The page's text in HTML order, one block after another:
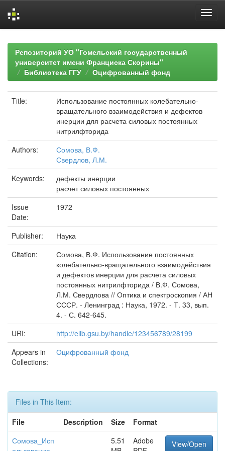
navigationРепозиторий УО "Гомельский государственный
университет имени Франциска Скорины"
Библиотека ГГУ
Оцифрованный фонд
Title:
Использование постоянных колебательно-
вращательного взаимодействия и дефектов
инерции для расчета силовых постоянных
нитрилфторида
Authors:
Сомова, В.Ф.
Свердлов, Л.М.
Keywords:
дефекты инерции
расчет силовых постоянных
Issue
Date:
1972
Publisher:
Наука
Citation:
Сомова, В.Ф. Использование постоянных
колебательно-вращательного взаимодействия
и дефектов инерции для расчета силовых
постоянных нитрилфторида / В.Ф. Сомова,
Л.М. Свердлова // Оптика и спектроскопия / АН
СССР. - Ленинград : Наука, 1972. - Т. 33, вып.
4. - С. 642-645.
URI:
http://elib.gsu.by/handle/123456789/28199
Appears in
Collections:
Оцифрованный фонд
Files in This Item:
File
Description Size
Format
Сомова_Исп
5.51
Adobe
View/Open